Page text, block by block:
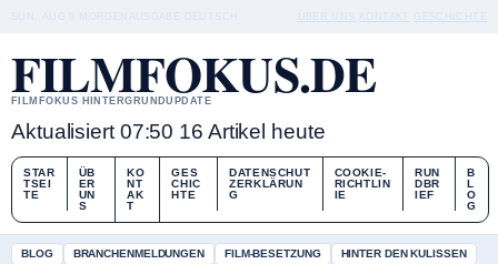
FILMFOKUS.DE
FILMFOKUS HINTERGRUNDUPDATE
Aktualisiert 07:50 16 Artikel heute
STAR
TSEI
TE
ÜB
ER
UN
S
KO
NT
AK
T
GES
CHIC
HTE
DATENSCHUT
ZERKLÄRUN
G
COOKIE-
RICHTLIN
IE
RUN
DBR
IEF
B
L
O
G
BLOG BRANCHENMELDUNGEN FILM-BESETZUNG
HINTER DEN KULISSEN